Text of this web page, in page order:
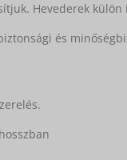
Hevederek külön
és